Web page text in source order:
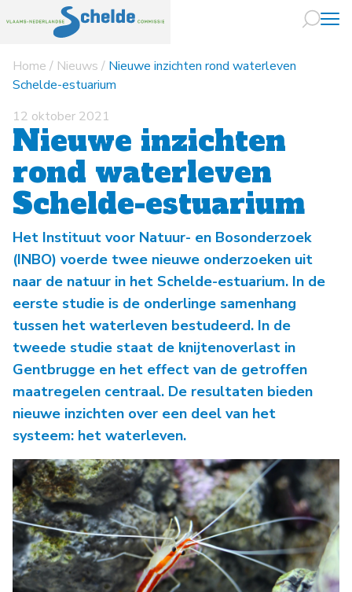
Naar
Home / Nieuws / Nieuwe inzichten rond waterleven
Schelde-estuarium
12 oktober 2021
Nieuwe inzichten
rond waterleven
Schelde-estuarium
Het Instituut voor Natuur- en Bosonderzoek
(INBO) voerde twee nieuwe onderzoeken uit
naar de natuur in het Schelde-estuarium. In de
eerste studie is de onderlinge samenhang
tussen het waterleven bestudeerd. In de
tweede studie staat de knijtenoverlast in
Gentbrugge en het effect van de getroffen
maatregelen centraal. De resultaten bieden
nieuwe inzichten over een deel van het
systeem: het waterleven.